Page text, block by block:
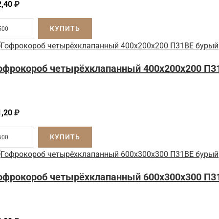
₽
КУПИТЬ
четырёхклапанный 400x200x200
₽
КУПИТЬ
четырёхклапанный 600x300x300